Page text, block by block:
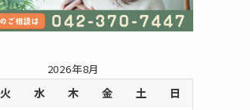
2026年8月
火 水 木 金 土 日